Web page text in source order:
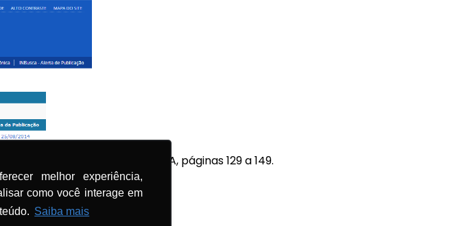
melhor experiência,
como você interage em
Saiba mais
Seção 1, Suplemento ANVISA, páginas 129 a 149.